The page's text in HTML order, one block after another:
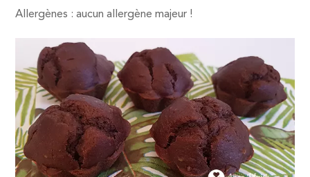
Allergènes : aucun allergène majeur !